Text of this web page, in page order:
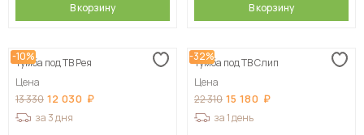
В корзину В корзину
-10%
Тумба под ТВ Рея
Цена
13 330 12 030
за 3 дня
-32%
Тумба под ТВ Слип
Цена
22 310 15 180
за 1 день